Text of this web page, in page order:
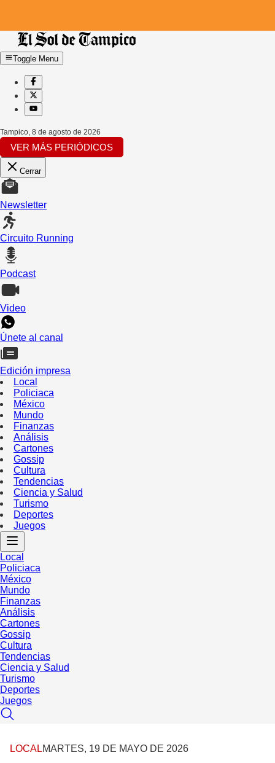
Toggle Menu
Tampico, 8 de agosto de 2026
VER MÁS PERIÓDICOS
Cerrar
Newsletter
Circuito Running
Podcast
Video
Únete al canal
Edición impresa
Local
Policiaca
México
Mundo
Finanzas
Análisis
Cartones
Gossip
Cultura
Tendencias
Ciencia y Salud
Turismo
Deportes
Juegos
Local
Policiaca
México
Mundo
Finanzas
Análisis
Cartones
Gossip
Cultura
Tendencias
Ciencia y Salud
Turismo
Deportes
Juegos
LOCALMARTES, 19 DE MAYO DE 2026